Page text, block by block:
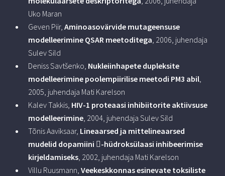
Uko Maran
Geven Piir, Aminoasovärvide mutageensuse
modelleerimine QSAR meetoditega, 2006, juhendaja
Sulev Sild
Deniss Savtšenko, Nukleiinhapete dupleksite
modelleerimine poolempiirilise meetodi PM3 abil,
2005, juhendaja Mati Karelson
Kalev Takkis, HIV-1 proteaasi inhibiitorite aktiivsuse
modelleerimine, 2004, juhendaja Sulev Sild
Tõnis Aaviksaar, Lineaarsed ja mittelineaarsed
mudelid dopamiini -hüdroksülaasi inhibeerimise
kirjeldamiseks, 2002, juhendaja Mati Karelson
Villu Ruusmann, Veekeskkonnas esinevate toksiliste